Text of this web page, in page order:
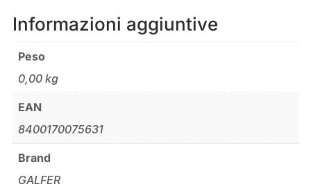
Informazioni aggiuntive
Peso
0,00 kg
EAN
8400170075631
Brand
GALFER